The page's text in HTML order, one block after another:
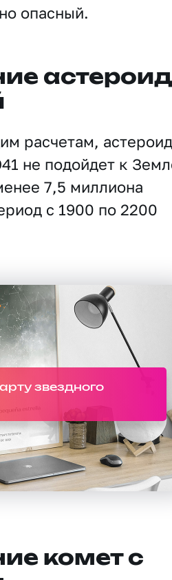
опасный.
расчетам, астероид
не подойдет к
7,5 миллиона
с 1900 по 2200
звездного
комет с